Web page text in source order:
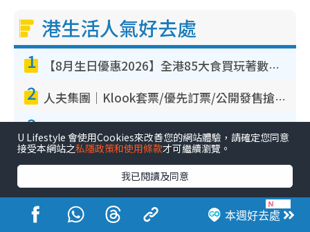
港生活人氣好去處
1 【8月生日優惠2026】全港85大食買玩著數攻略 自助餐/火鍋放題同行免費＋誠品/DONKI送現金券
2 人夫集團｜Klook套票/優先訂票/公開發售搶飛攻略！附票價.購票連結.場地座位表
3 BIGBANG演唱會2026｜11月香港啟德開3場！實名制VIP申請、優先購票攻略
4 香港室內好去處｜逾35大歎冷氣室內好去處推介 室內活動免費避雨無懼落雨
5 唱K推介2026︱全港13大卡啦OK好去處！最平$36起 日文K都有！(附地址+收費詳情)
本週好去處
U Lifestyle 會使用Cookies來改善您的網站體驗，請確定您同意
接受本網站之私隱政策和使用條款才可繼續瀏覽。
我已閱讀及同意